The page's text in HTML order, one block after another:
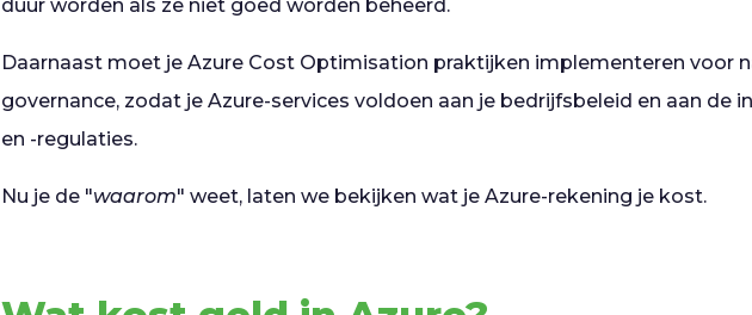
duur worden als ze niet goed worden beheerd.
Daarnaast moet je Azure Cost Optimisation praktijken implementeren voor
governance, zodat je Azure-services voldoen aan je bedrijfsbeleid en aan de
en -regulaties.
Nu je de "waarom" weet, laten we bekijken wat je Azure-rekening je kost.